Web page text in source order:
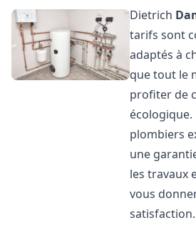
Dietrich
tarifs sont
adaptés à
que tout le
profiter de
plombiers
une
les travaux
vous